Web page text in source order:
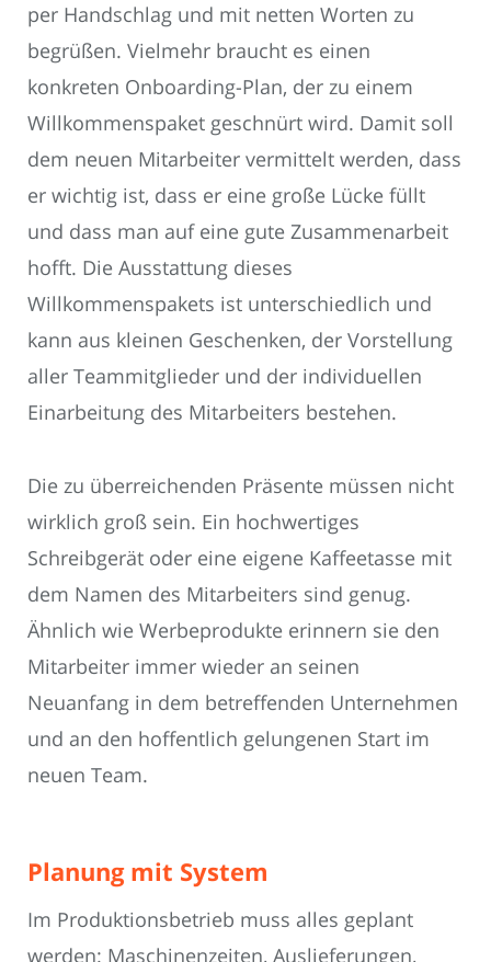
per Handschlag und mit netten Worten zu
begrüßen. Vielmehr braucht es einen
konkreten Onboarding-Plan, der zu einem
Willkommenspaket geschnürt wird. Damit soll
dem neuen Mitarbeiter vermittelt werden, dass
er wichtig ist, dass er eine große Lücke füllt
und dass man auf eine gute Zusammenarbeit
hofft. Die Ausstattung dieses
Willkommenspakets ist unterschiedlich und
kann aus kleinen Geschenken, der Vorstellung
aller Teammitglieder und der individuellen
Einarbeitung des Mitarbeiters bestehen.
Die zu überreichenden Präsente müssen nicht
wirklich groß sein. Ein hochwertiges
Schreibgerät oder eine eigene Kaffeetasse mit
dem Namen des Mitarbeiters sind genug.
Ähnlich wie Werbeprodukte erinnern sie den
Mitarbeiter immer wieder an seinen
Neuanfang in dem betreffenden Unternehmen
und an den hoffentlich gelungenen Start im
neuen Team.
Planung mit System
Im Produktionsbetrieb muss alles geplant
werden: Maschinenzeiten, Auslieferungen,